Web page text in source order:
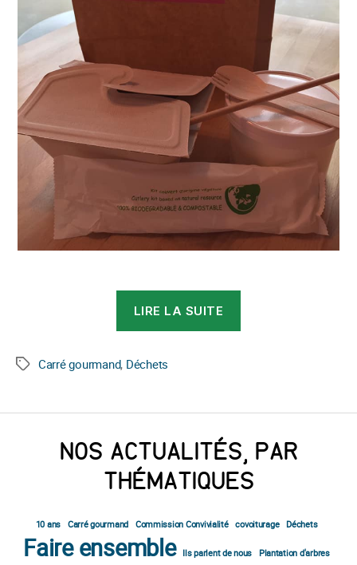
LIRE LA SUITE
Étiquettes
Carré gourmand, Déchets
NOS ACTUALITÉS, PAR
THÉMATIQUES
10 ans Carré gourmand Commission Convivialité covoiturage Déchets
Faire ensemble Ils parlent de nous Plantation d'arbres